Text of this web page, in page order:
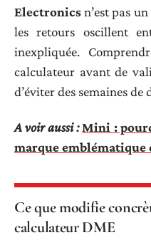
Electronicsn’est pas
les retours oscillent
inexpliquée.
calculateur avant de
d’éviter des semaines
A voir aussi :Mini :
marque emblématique
Ce que modifie
calculateur DME